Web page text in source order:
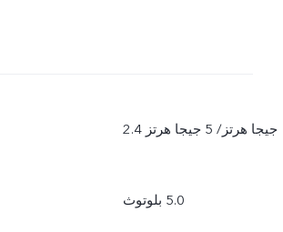
2.4 جيجا هرتز/ 5 جيجا هرتز